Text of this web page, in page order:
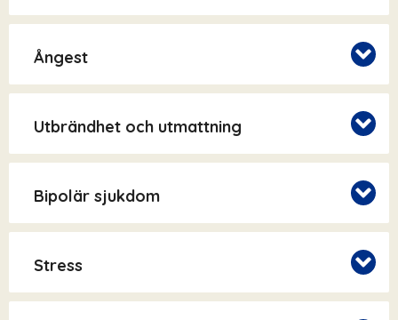
Ångest
Utbrändhet och utmattning
Bipolär sjukdom
Stress